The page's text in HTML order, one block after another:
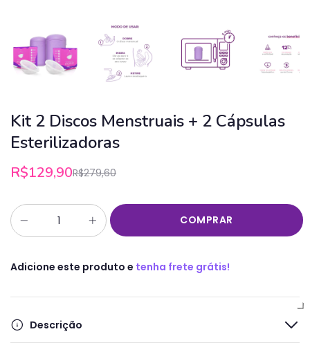
Kit 2 Discos Menstruais + 2 Cápsulas
Esterilizadoras
R$129,90R$279,60
Adicione este produto e tenha frete grátis!
Descrição